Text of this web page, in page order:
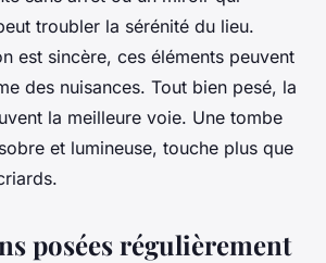
troubler la sérénité du lieu.
est sincère, ces éléments peuvent
des nuisances. Tout bien pesé, la
la meilleure voie. Une tombe
et lumineuse, touche plus que
posées régulièrement